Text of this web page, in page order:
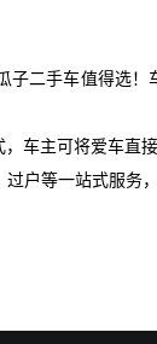
”
子二手车值得选
，车主可将爱车
户等一站式服务